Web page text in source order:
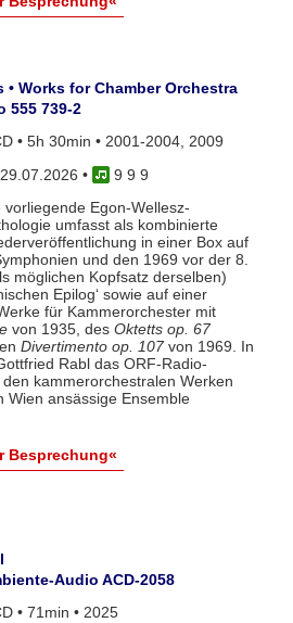
Works for Chamber Orchestra
555 739-2
• 5h 30min • 2001-2004, 2009
29.07.2026 •
9 9 9
vorliegende Egon-Wellesz-
umfasst als kombinierte
in einer Box auf
und den 1969 vor der 8.
möglichen Kopfsatz derselben)
Epilog‘ sowie auf einer
für Kammerorchester mit
von 1935, des Oktetts op. 67
Divertimento op. 107von 1969. In
Rabl das ORF-Radio-
kammerorchestralen Werken
Wien ansässige Ensemble
Besprechung«
Audio ACD-2058
• 71min • 2025